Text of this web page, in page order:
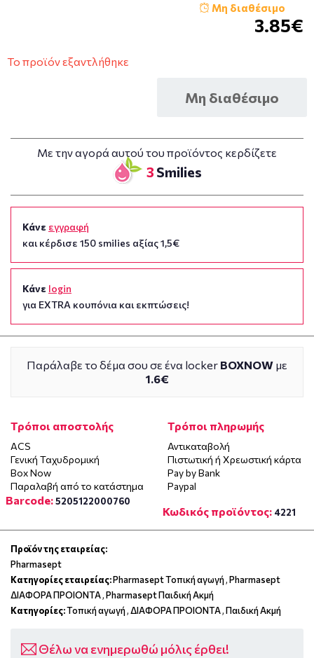
Μη διαθέσιμο
3.85€
Το προϊόν εξαντλήθηκε
Μη διαθέσιμο
Με την αγορά αυτού του προϊόντος κερδίζετε
3 Smilies
Κάνε εγγραφή
και κέρδισε 150 smilies αξίας 1,5€
Κάνε login
για EXTRA κουπόνια και εκπτώσεις!
Παράλαβε το δέμα σου σε ένα locker BOXNOW με
1.6€
Τρόποι αποστολής
ACS
Γενική Ταχυδρομική
Box Now
Παραλαβή από το κατάστημα
Τρόποι πληρωμής
Αντικαταβολή
Πιστωτική ή Χρεωστική κάρτα
Pay by Bank
Paypal
Barcode:5205122000760
Κωδικός προϊόντος: 4221
Προϊόν της εταιρείας:
Pharmasept
Κατηγορίες εταιρείας:Pharmasept Τοπική αγωγή,Pharmasept
ΔΙΑΦΟΡΑ ΠΡΟΙΟΝΤΑ,Pharmasept Παιδική Ακμή
Κατηγορίες:Τοπική αγωγή,ΔΙΑΦΟΡΑ ΠΡΟΙΟΝΤΑ,Παιδική Ακμή
Θέλω να ενημερωθώ μόλις έρθει!